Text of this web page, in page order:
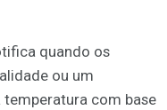
quando os
ou um
com base